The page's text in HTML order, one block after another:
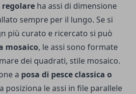
regolare ha assi di dimensione
sempre per il lungo. Se si
più curato e ricercato si può
mosaico, le assi sono formate
dei quadrati, stile mosaico.
a posa di pesce classica o
posiziona le assi in file parallele